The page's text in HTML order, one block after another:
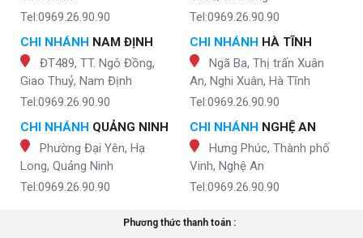
Tel:0969.26.90.90
CHI NHÁNH NAM ĐỊNH
ĐT489, TT. Ngô Đồng,
Giao Thuỷ, Nam Định
Tel:0969.26.90.90
CHI NHÁNH QUẢNG NINH
Phường Đại Yên, Hạ
Long, Quảng Ninh
Tel:0969.26.90.90
Tel:0969.26.90.90
CHI NHÁNH HÀ TĨNH
Ngã Ba, Thị trấn Xuân
An, Nghi Xuân, Hà Tĩnh
Tel:0969.26.90.90
CHI NHÁNH NGHỆ AN
Hưng Phúc, Thành phố
Vinh, Nghệ An
Tel:0969.26.90.90
Phương thức thanh toán :